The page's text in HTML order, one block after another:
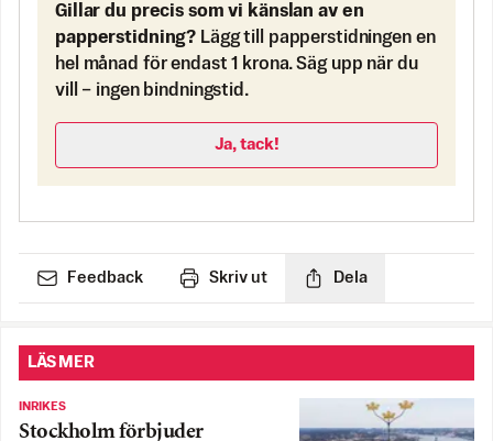
Gillar du precis som vi känslan av en
papperstidning? Lägg till papperstidningen en
hel månad för endast 1 krona. Säg upp när du
vill – ingen bindningstid.
Ja, tack!
Feedback Skriv ut Dela
LÄS MER
INRIKES
Stockholm förbjuder